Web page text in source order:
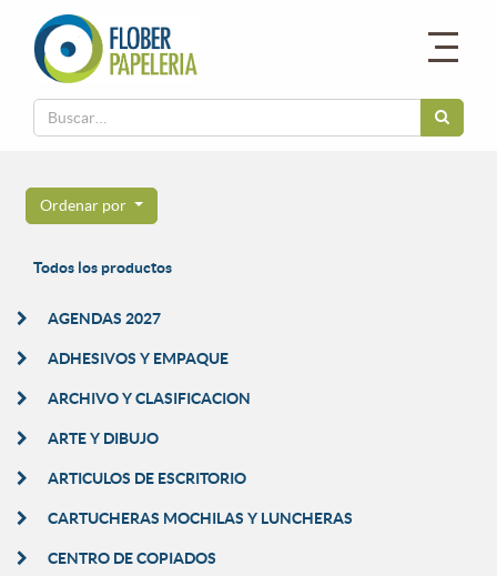
Ordenar por
Todos los productos
AGENDAS 2027
ADHESIVOS Y EMPAQUE
ARCHIVO Y CLASIFICACION
ARTE Y DIBUJO
ARTICULOS DE ESCRITORIO
CARTUCHERAS MOCHILAS Y LUNCHERAS
CENTRO DE COPIADOS